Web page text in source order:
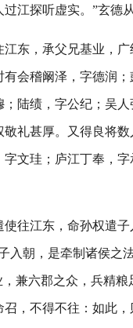
江探听虚实。”玄德
东，承父兄基业，
会稽阚泽，字德润
陆绩，字公纪；吴
礼甚厚。又得良将
文珪；庐江丁奉，
往江东，命孙权遣
入朝，是牵制诸侯之
兼六郡之众，兵精
召，不得不往：如此